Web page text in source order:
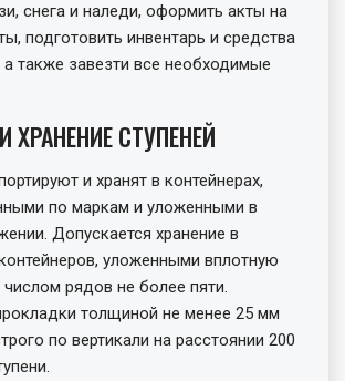
снега и наледи, оформить акты на
подготовить инвентарь и средства
а также завезти все необходимые
ХРАНЕНИЕ СТУПЕНЕЙ
и хранят в контейнерах,
по маркам и уложенными в
Допускается хранение в
уложенными вплотную
рядов не более пяти.
толщиной не менее 25 мм
по вертикали на расстоянии 200